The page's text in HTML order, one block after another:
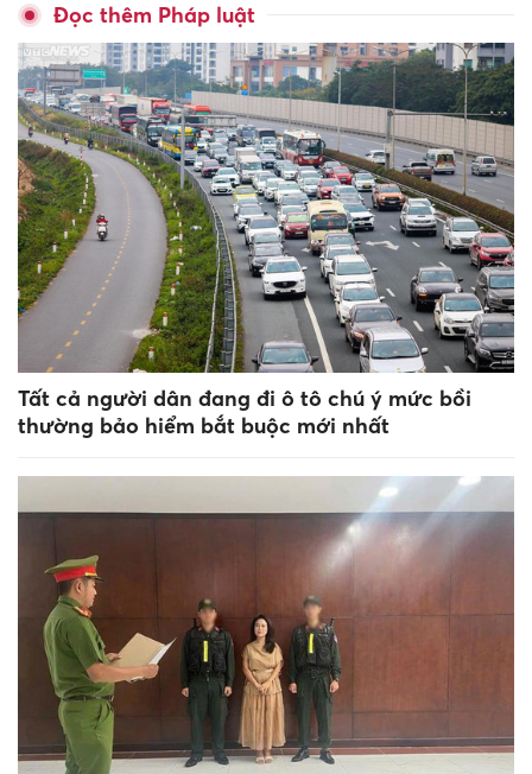
Đọc thêm Pháp luật
Tất cả người dân đang đi ô tô chú ý mức bồi
thường bảo hiểm bắt buộc mới nhất